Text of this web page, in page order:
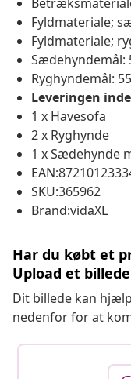
Fyldmateriale;
Fyldmateriale;
Sædehyndemål:
Ryghyndemål:
Leveringen
1 x Havesofa
2 x Ryghynde
1 x Sædehynde
SKU:365962
Brand:vidaXL
Har du købt et
Upload et
Dit billede kan
nedenfor for at